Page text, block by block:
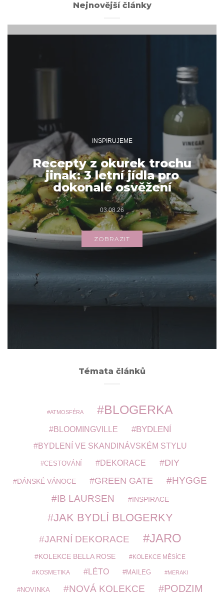
Nejnovější články
INSPIRUJEME
Recepty z okurek trochu
jinak: 3 letní jídla pro
dokonalé osvěžení
03.08.26
ZOBRAZIT
Archivy
Témata článků
ATMOSFÉRA BLOGERKA
BLOOMINGVILLE BYDLENÍ
BYDLENÍ VE SKANDINÁVSKÉM STYLU
CESTOVÁNÍ DEKORACE DIY
DÁNSKÉ VÁNOCE GREEN GATE HYGGE
IB LAURSEN INSPIRACE
JAK BYDLÍ BLOGERKY
JARNÍ DEKORACE JARO
KOLEKCE BELLA ROSE KOLEKCE MĚSÍCE
KOSMETIKA LÉTO MAILEG MERAKI
NOVINKA NOVÁ KOLEKCE PODZIM